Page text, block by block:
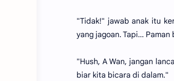
"Tidak!" jawab anak itu
yang jagoan. Tapi... Paman
"Hush, A Wan, jangan
biar kita bicara di dalam."